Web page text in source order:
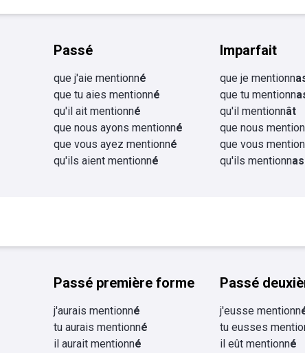
Passé
que j'aie mentionné
que tu aies mentionné
qu'il ait mentionné
que nous ayons mentionné
que vous ayez mentionné
qu'ils aient mentionné
Imparfait
que je mentionn
que tu mentionn
qu'il mentionnât
que nous
que vous
qu'ils mentionn
Passé première forme
j'aurais mentionné
tu aurais mentionné
il aurait mentionné
Passé
j'eusse mentionn
tu eusses
il eût mentionné